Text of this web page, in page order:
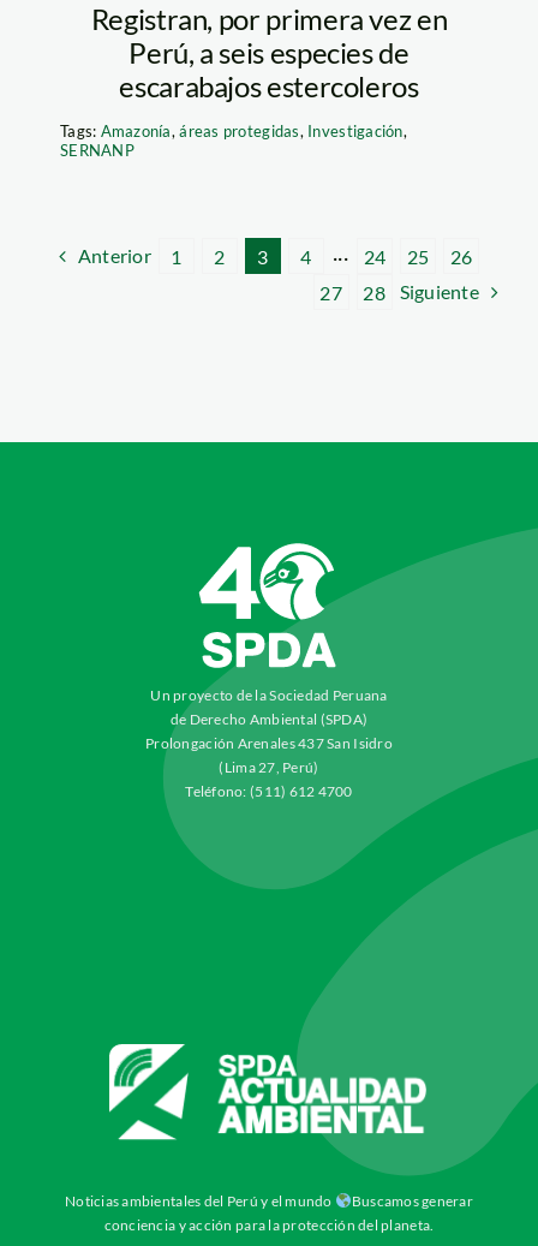
Registran, por primera vez en
Perú, a seis especies de
escarabajos estercoleros
Tags: Amazonía,áreas protegidas, Investigación,
SERNANP
Anterior 1 2 3 4 ··· 24 25
26
27
28 Siguiente
Un proyecto de la Sociedad Peruana
de Derecho Ambiental (SPDA)
Prolongación Arenales 437 San Isidro
(Lima 27, Perú)
Teléfono: (511) 612 4700
Noticias ambientales del Perú y el mundo
Buscamos generar
conciencia y acción para la protección del planeta.